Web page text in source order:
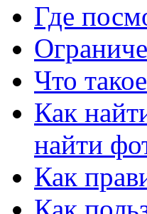
Где
Что
Как
найти
Как